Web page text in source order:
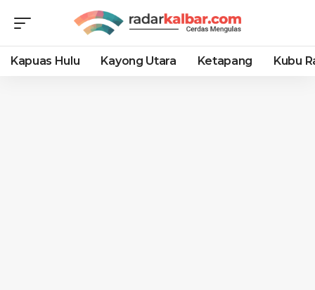
Kapuas Hulu Kayong Utara Ketapang Kubu